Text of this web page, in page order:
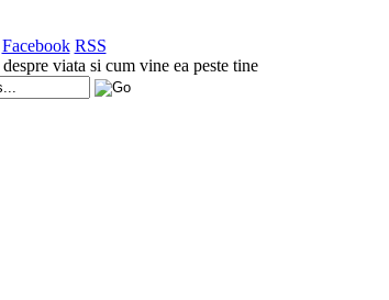
Facebook RSS
despre viata si cum vine ea peste tine